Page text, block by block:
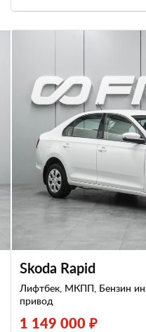
Skoda Rapid
Лифтбек, МКПП, Бензин
привод
1 149 000 ₽